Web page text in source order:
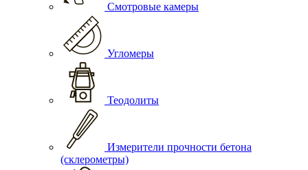
Смотровые камеры
Угломеры
Теодолиты
Измерители прочности бетона
(склерометры)